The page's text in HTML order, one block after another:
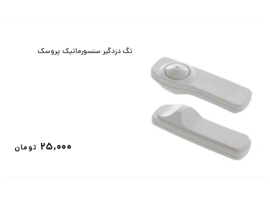
تگ دزدگیر سنسورماتیک پروسک
25,000 تومان